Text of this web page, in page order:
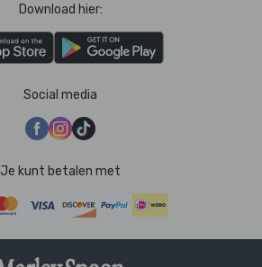
Download hier:
Social media
Je kunt betalen met